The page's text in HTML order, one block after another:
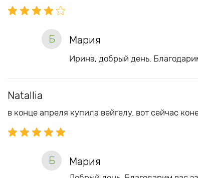
Б Мария
Ирина, добрый день.
Natallia
в конце апреля купила вейгелу. вот сейчас
Б Мария